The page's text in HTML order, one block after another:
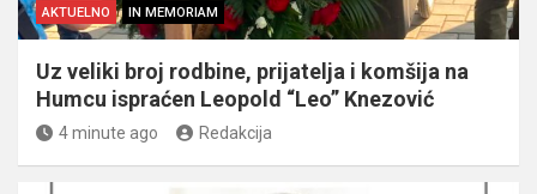
AKTUELNO IN MEMORIAM
Uz veliki broj rodbine, prijatelja i komšija na
Humcu ispraćen Leopold “Leo” Knezović
4 minute ago Redakcija